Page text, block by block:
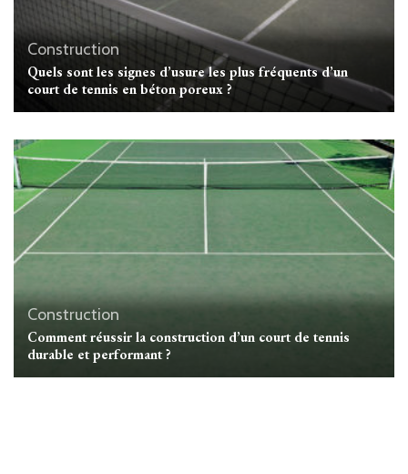
Construction
Quels sont les signes d’usure les plus fréquents d’un
court de tennis en béton poreux ?
Construction
Comment réussir la construction d’un court de tennis
durable et performant ?